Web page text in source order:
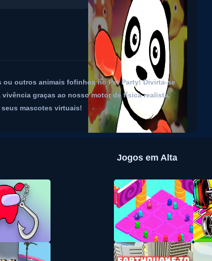
outros animais fofinhos no Pet Party! Divirta-se
graças ao nosso motor de física realista.
mascotes virtuais!
Jogos em Alta